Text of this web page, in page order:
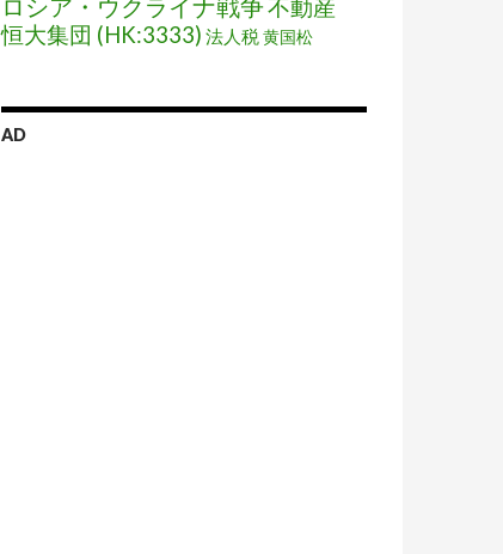
ロシア・ウクライナ戦争不動産
恒大集団 (HK:3333) 法人税黄国松
AD